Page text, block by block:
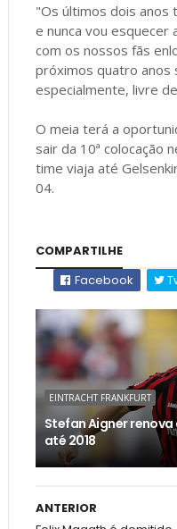
"Os últimos dois anos
e nunca vou esquecer
com os nossos fãs
próximos quatro anos
especialmente, livre
O meia terá a
sair da 10ª colocação
time viaja até
04.
COMPARTILHE
Facebook
EINTRACHT FRANKFURT
Stefan Aigner
até 2018
ANTERIOR